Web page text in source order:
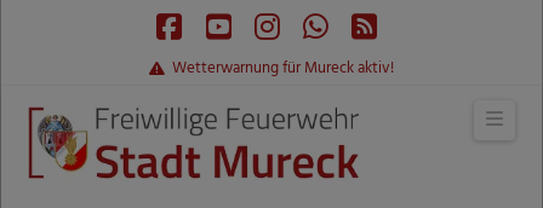
Facebook
YouTube
Instagram
Whatsapp
RSS
Wetterwarnung für Mureck aktiv!